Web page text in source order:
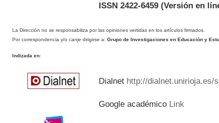
ISSN 2422-6459(Versión en
La Dirección no se responsabiliza por las opiniones vertidas en los artículos firmados.
Por correspondencia y/o canje dirigirse a: Grupo de Investigaciones en Educación y
Indizada en:
Dialnet http://dialnet.unirioja.es/
Google académico Link